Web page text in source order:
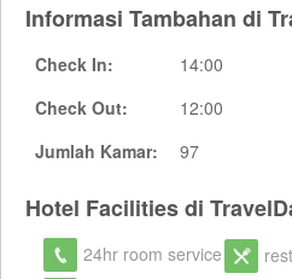
Informasi Tambahan di
Check In:
14:00
Check Out:
12:00
Jumlah Kamar:
97
Hotel Facilities di
24hr room service